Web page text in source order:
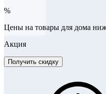
%
Цены на товары для дома
Акция
Получить скидку